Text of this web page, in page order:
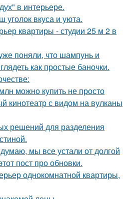
в интерьере.
вкуса и уюта.
квартиры - студии 25 м 2 в
поняли, что шампунь и
как простые баночки.
можно купить не просто
кинотеатр с видом на вулканы
решений для разделения
мы все устали от долгой
пост про обновки.
однокомнатной квартиры,